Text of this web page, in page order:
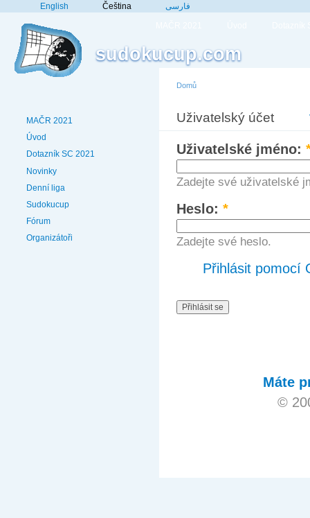
English Čeština فارسی
sudokucup.com
MAČR 2021
Úvod
Dotazník SC 2021
Novinky
Denní liga
Sudokucup
Fórum
Organizátoři
Domů
Uživatelský účet
Uživatelské jméno:
Zadejte své uživatelské
Heslo: *
Zadejte své heslo.
Přihlásit pomocí
Máte
©